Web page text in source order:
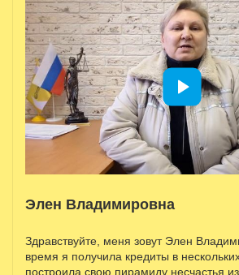
Элен Владимировна
Здравствуйте, меня зовут Элен
время я получила кредиты в
построила свою пирамиду несчастья